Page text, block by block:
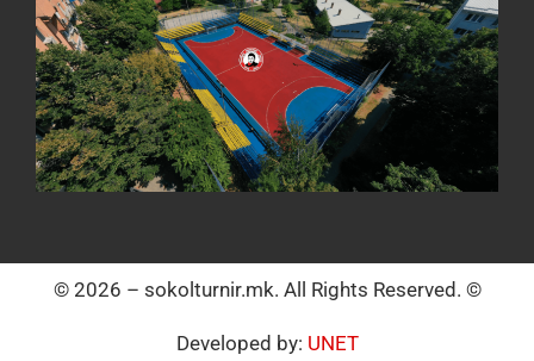
© 2026 – sokolturnir.mk. All Rights Reserved. ©
Developed by: UNET